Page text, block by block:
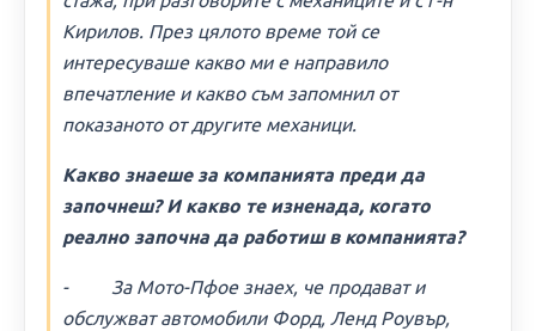
Кирилов. През цялото време той се
интересуваше какво ми е направило
впечатление и какво съм запомнил от
показаното от другите механици.
Какво знаеше за компанията преди да
започнеш? И какво те изненада, когато
реално започна да работиш в компанията?
- За Мото-Пфое знаех, че продават и
обслужват автомобили Форд, Ленд Роувър,